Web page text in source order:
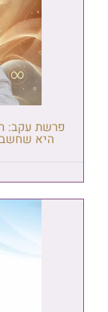
פרשת עקב:
היא